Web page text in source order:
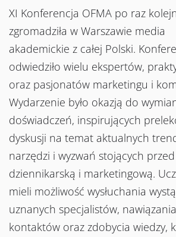
XI Konferencja OFMA po raz
zgromadziła w Warszawie media
akademickie z całej Polski.
odwiedziło wielu ekspertów,
oraz pasjonatów marketingu i
Wydarzenie było okazją do
doświadczeń, inspirujących
dyskusji na temat aktualnych
narzędzi i wyzwań stojących
dziennikarską i marketingową.
mieli możliwość wysłuchania
uznanych specjalistów,
kontaktów oraz zdobycia wiedzy,